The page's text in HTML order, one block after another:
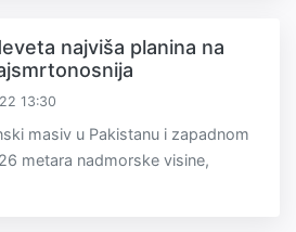
najviša planina na
13:30
masiv u Pakistanu i zapadnom
metara nadmorske visine,